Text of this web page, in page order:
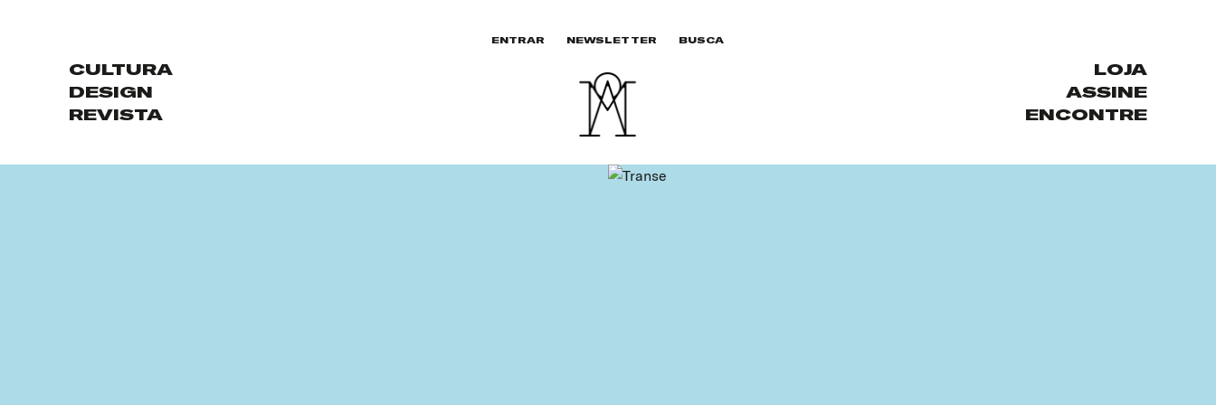
CULTURA
DESIGN
REVISTA
ENTRAR NEWSLETTER BUSCA
LOJA
ASSINE
ENCONTRE